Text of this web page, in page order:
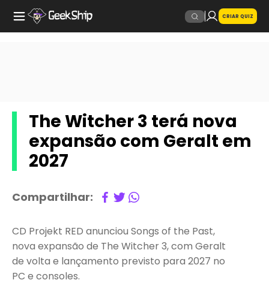
CRIAR QUIZ
The Witcher 3 terá nova
expansão com Geralt em
2027
Compartilhar:
CD Projekt RED anunciou Songs of the Past,
nova expansão de The Witcher 3, com Geralt
de volta e lançamento previsto para 2027 no
PC e consoles.